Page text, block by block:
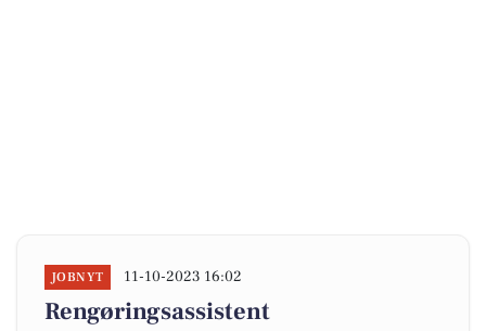
JOBNYT 11-10-2023 16:02
Rengøringsassistent